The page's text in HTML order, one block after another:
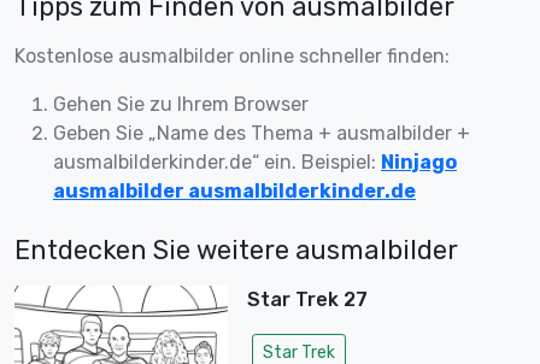
Tipps zum Finden von ausmalbilder
Kostenlose ausmalbilder online schneller finden:
Gehen Sie zu Ihrem Browser
Geben Sie „Name des Thema + ausmalbilder +
ausmalbilderkinder.de“ ein. Beispiel: Ninjago
ausmalbilder ausmalbilderkinder.de
Entdecken Sie weitere ausmalbilder
Star Trek 27
Star Trek